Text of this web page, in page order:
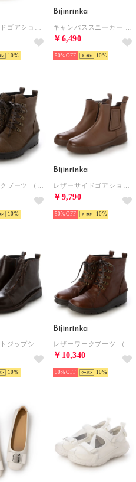
10
Bijinrinka
￥6,490
50% 10
10
Bijinrinka
￥9,790
50% 10
10
Bijinrinka
￥10,340
50% 10